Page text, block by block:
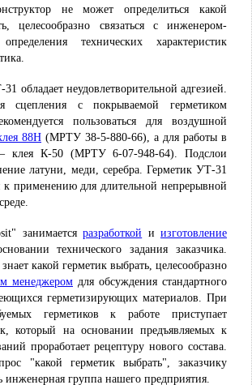
не может определиться какой
целесообразно связаться с инженером-
технических характеристик
обладает неудовлетворительной адгезией.
сцепления с покрываемой герметиком
пользоваться для воздушной
88Н (МРТУ 38-5-880-66), а для работы в
клея К-50 (МРТУ 6-07-948-64). Подслои
латуни, меди, серебра. Герметик УТ-31
к применению для длительной непрерывной
занимаетсяразработкой иизготовление
технического задания заказчика.
какой герметик выбрать, целесообразно
менеджером для обсуждения стандартного
герметизирующих материалов. При
герметиков к работе приступает
который на основании предъявляемых к
проработает рецептуру нового состава.
"какой герметик выбрать", заказчику
инженерная группа нашего предприятия.